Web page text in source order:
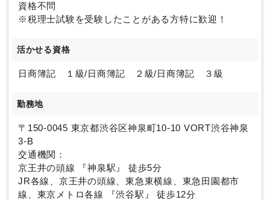
資格不問
※税理士試験を受験したことがある方特に歓迎！
活かせる資格
日商簿記 １級/日商簿記 ２級/日商簿記 ３級
勤務地
〒150-0045 東京都渋谷区神泉町10-10 VORT渋谷神泉
3-B
交通機関：
京王井の頭線 『神泉駅』 徒歩5分
JR各線、京王井の頭線、東急東横線、東急田園都市
線、東京メトロ各線 『渋谷駅』 徒歩12分